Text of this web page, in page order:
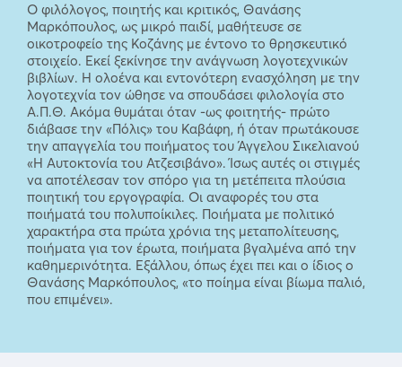
Ο φιλόλογος, ποιητής και κριτικός, Θανάσης
Μαρκόπουλος, ως μικρό παιδί, μαθήτευσε σε
οικοτροφείο της Κοζάνης με έντονο το θρησκευτικό
στοιχείο. Εκεί ξεκίνησε την ανάγνωση λογοτεχνικών
βιβλίων. Η ολοένα και εντονότερη ενασχόληση με την
λογοτεχνία τον ώθησε να σπουδάσει φιλολογία στο
Α.Π.Θ. Ακόμα θυμάται όταν -ως φοιτητής- πρώτο
διάβασε την «Πόλις» του Καβάφη, ή όταν πρωτάκουσε
την απαγγελία του ποιήματος του Άγγελου Σικελιανού
«Η Αυτοκτονία του Ατζεσιβάνο». Ίσως αυτές οι στιγμές
να αποτέλεσαν τον σπόρο για τη μετέπειτα πλούσια
ποιητική του εργογραφία. Οι αναφορές του στα
ποιήματά του πολυποίκιλες. Ποιήματα με πολιτικό
χαρακτήρα στα πρώτα χρόνια της μεταπολίτευσης,
ποιήματα για τον έρωτα, ποιήματα βγαλμένα από την
καθημερινότητα. Εξάλλου, όπως έχει πει και ο ίδιος ο
Θανάσης Μαρκόπουλος, «το ποίημα είναι βίωμα παλιό,
που επιμένει».